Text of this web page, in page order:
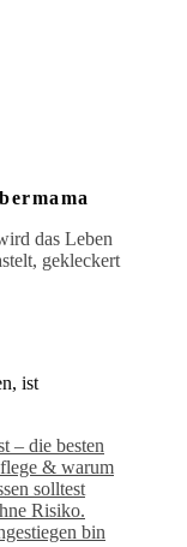
das Leben
gekleckert
ist
– die besten
& warum
solltest
Risiko.
bin